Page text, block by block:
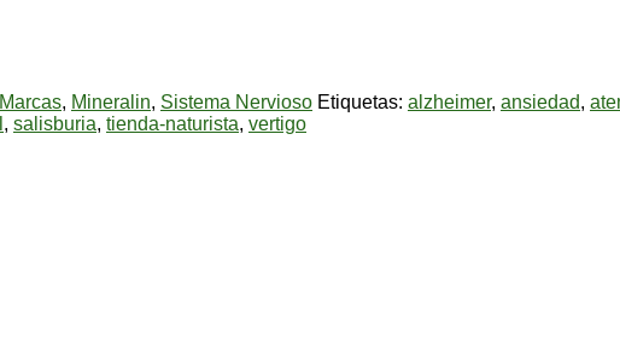
Marcas, Mineralin, Sistema Nervioso Etiquetas: alzheimer, ansiedad,
, salisburia, tienda-naturista, vertigo